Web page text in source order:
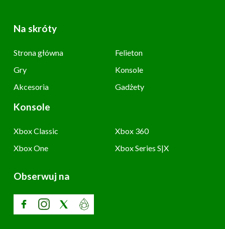
Na skróty
Strona główna
Felieton
Gry
Konsole
Akcesoria
Gadżety
Konsole
Xbox Classic
Xbox 360
Xbox One
Xbox Series S|X
Obserwuj na